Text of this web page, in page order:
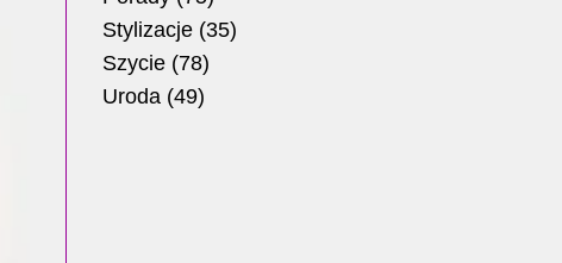
Stylizacje(35)
Szycie(78)
Uroda(49)